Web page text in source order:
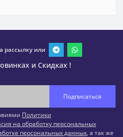
рассылку или
и Скидках !
Подписаться
Политики
на обработку персональных
персональных данных, а так же